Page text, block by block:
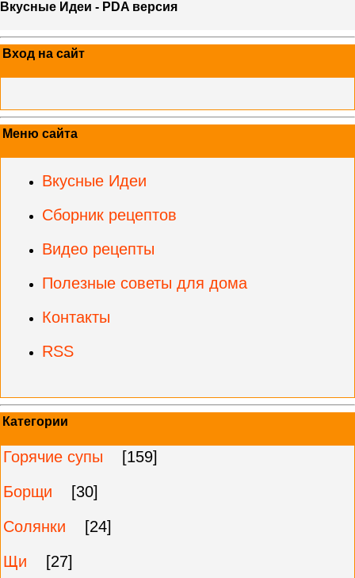
Вкусные Идеи - PDA версия
Вход на сайт
Меню сайта
Вкусные Идеи
Сборник рецептов
Видео рецепты
Полезные советы для дома
Контакты
RSS
Категории
Горячие супы
[159]
Борщи
[30]
Солянки
[24]
Щи
[27]